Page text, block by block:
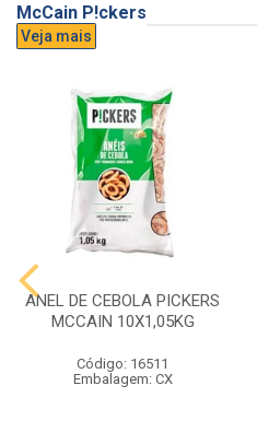
McCain P!ckers
Veja mais
ANEL DE CEBOLA PICKERS
MCCAIN 10X1,05KG
Código: 16511
Embalagem: CX